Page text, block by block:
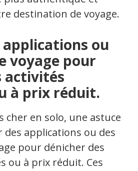
destination de voyage.
applications ou
voyage pour
activités
à prix réduit.
cher en solo, une astuce
des applications ou des
pour dénicher des
ou à prix réduit. Ces